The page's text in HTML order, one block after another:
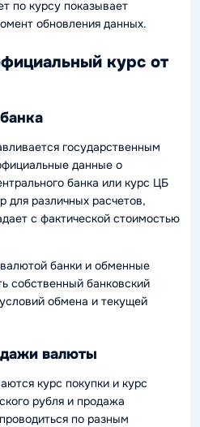
по курсу показывает
обновления данных.
курс от
государственным
данные о
банка или курс ЦБ
для различных расчетов,
с фактической стоимостью
банки и обменные
собственный банковский
обмена и текущей
валюты
курс покупки и курс
рубля и продажа
по разным